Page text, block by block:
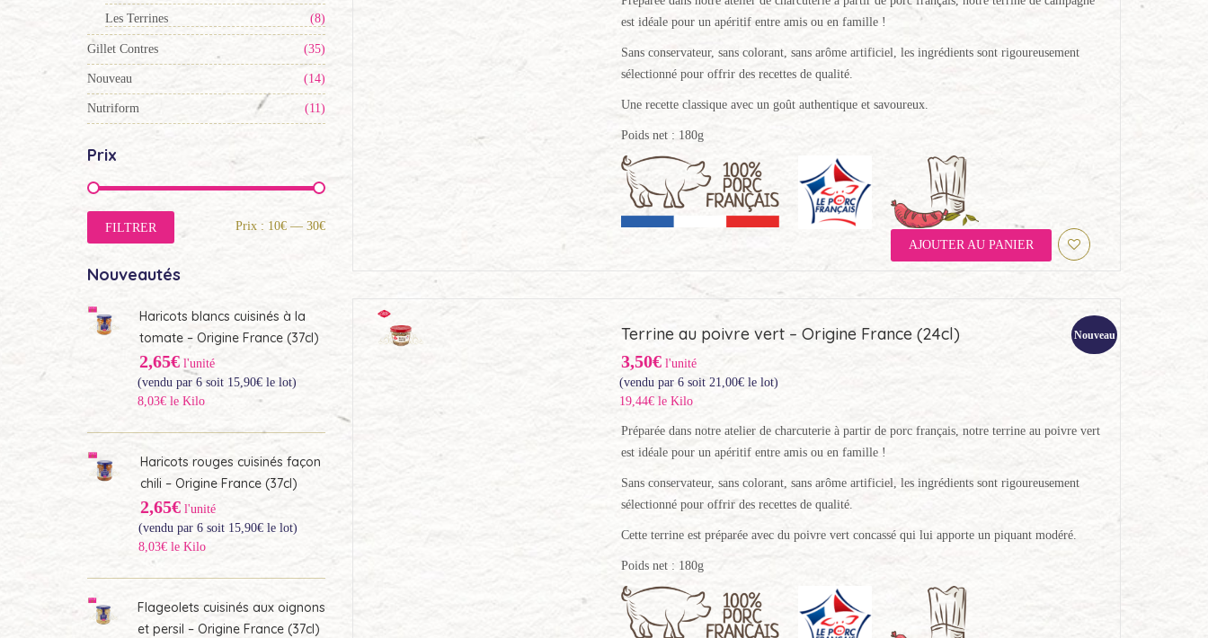
Les Terrines (8)
Gillet Contres (35)
Nouveau (14)
Nutriform (11)
Prix
FILTRER Prix : 10€ — 30€
Nouveautés
Haricots blancs cuisinés à la
tomate – Origine France (37cl)
2,65€ l'unité
(vendu par 6 soit 15,90€ le lot)
8,03€ le Kilo
Haricots rouges cuisinés façon
chili – Origine France (37cl)
2,65€ l'unité
(vendu par 6 soit 15,90€ le lot)
8,03€ le Kilo
Flageolets cuisinés aux oignons
et persil – Origine France (37cl)
est idéale pour un apéritif entre amis ou en famille !
Sans conservateur, sans colorant, sans arôme artificiel, les ingrédients sont rigoureusement
sélectionné pour offrir des recettes de qualité.
Une recette classique avec un goût authentique et savoureux.
Poids net : 180g
AJOUTER AU PANIER
Nouveau
Terrine au poivre vert – Origine France (24cl)
3,50€l'unité
(vendu par 6 soit 21,00€le lot)
19,44€ le Kilo
Préparée dans notre atelier de charcuterie à partir de porc français, notre terrine au poivre vert
est idéale pour un apéritif entre amis ou en famille !
Sans conservateur, sans colorant, sans arôme artificiel, les ingrédients sont rigoureusement
sélectionné pour offrir des recettes de qualité.
Cette terrine est préparée avec du poivre vert concassé qui lui apporte un piquant modéré.
Poids net : 180g